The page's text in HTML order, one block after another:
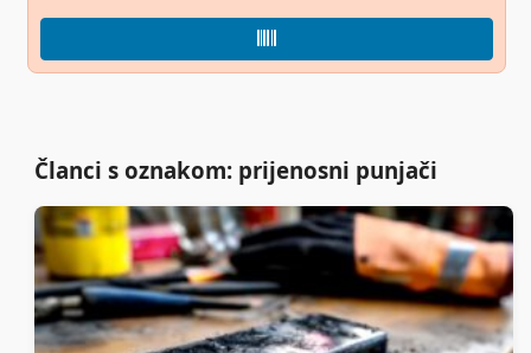
Članci s oznakom: prijenosni punjači